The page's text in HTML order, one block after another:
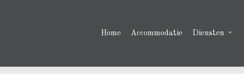
Home Accommodatie Diensten